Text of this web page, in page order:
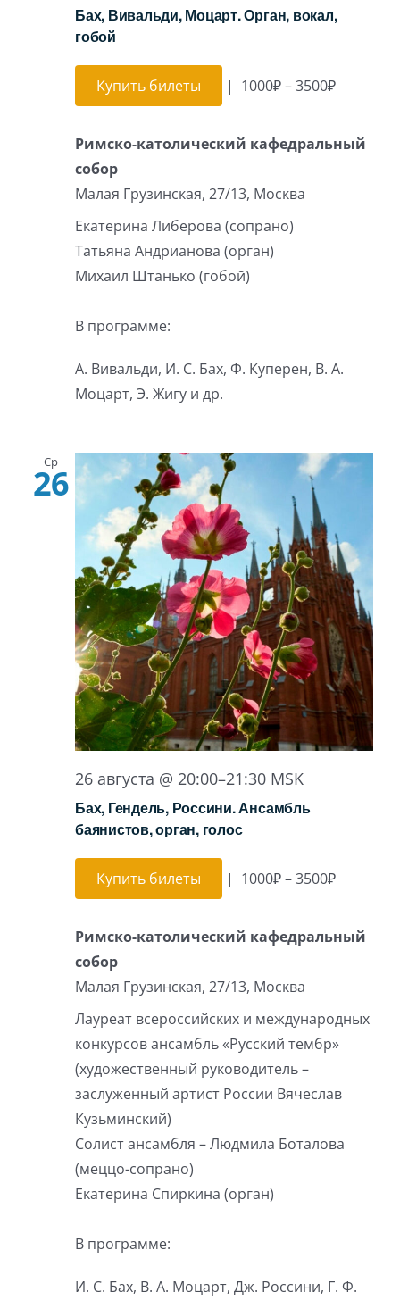
Бах, Вивальди, Моцарт. Орган, вокал,
гобой
Купить билеты | 1000₽ – 3500₽
Римско-католический кафедральный
собор
Малая Грузинская, 27/13, Москва
Екатерина Либерова (сопрано)
Татьяна Андрианова (орган)
Михаил Штанько (гобой)
В программе:
А. Вивальди, И. С. Бах, Ф. Куперен, В. А.
Моцарт, Э. Жигу и др.
Ср
26
26 августа @ 20:00–21:30 MSK
Бах, Гендель, Россини. Ансамбль
баянистов, орган, голос
Купить билеты | 1000₽ – 3500₽
Римско-католический кафедральный
собор
Малая Грузинская, 27/13, Москва
Лауреат всероссийских и международных
конкурсов ансамбль «Русский тембр»
(художественный руководитель –
заслуженный артист России Вячеслав
Кузьминский)
Солист ансамбля – Людмила Боталова
(меццо-сопрано)
Екатерина Спиркина (орган)
В программе:
И. С. Бах, В. А. Моцарт, Дж. Россини, Г. Ф.